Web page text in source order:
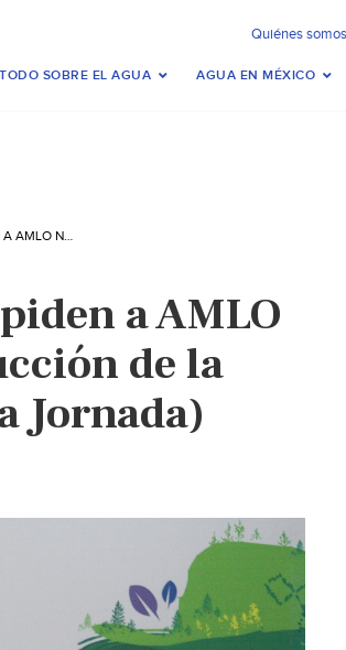
Quiénes somos
TODO SOBRE EL AGUA AGUA EN MÉXICO
ONG ZACATECANAS PIDEN A AMLO NO APOYAR CONSTRUCCIÓN DE LA PRESA MILPILLAS (LA JORNADA)
a AMLO
de la
Jornada)